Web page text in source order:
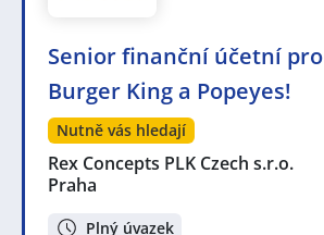
Senior finanční účetní pro
Burger King a Popeyes!
Nutně vás hledají
Rex Concepts PLK Czech s.r.o.
Praha
Plný úvazek